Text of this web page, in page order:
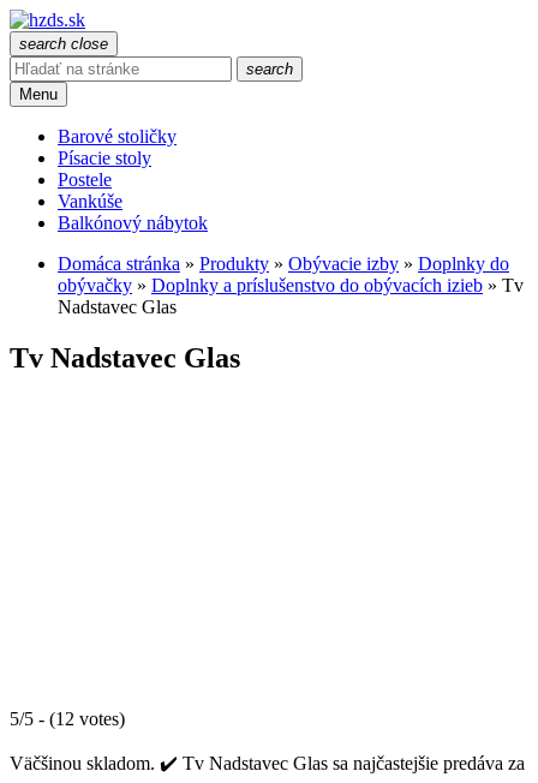
search close
search
Menu
Barové stoličky
Písacie stoly
Postele
Vankúše
Balkónový nábytok
Domáca stránka » Produkty » Obývacie izby » Doplnky do
obývačky » Doplnky a príslušenstvo do obývacích izieb » Tv
Nadstavec Glas
Tv Nadstavec Glas
5/5 - (12 votes)
Väčšinou skladom. ✔️ Tv Nadstavec Glas sa najčastejšie predáva za